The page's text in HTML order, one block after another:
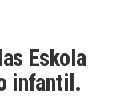
Eskola
infantil.